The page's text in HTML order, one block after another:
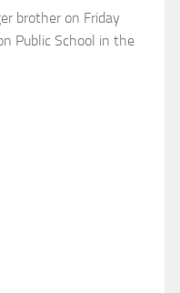
brother on Friday
Public School in the